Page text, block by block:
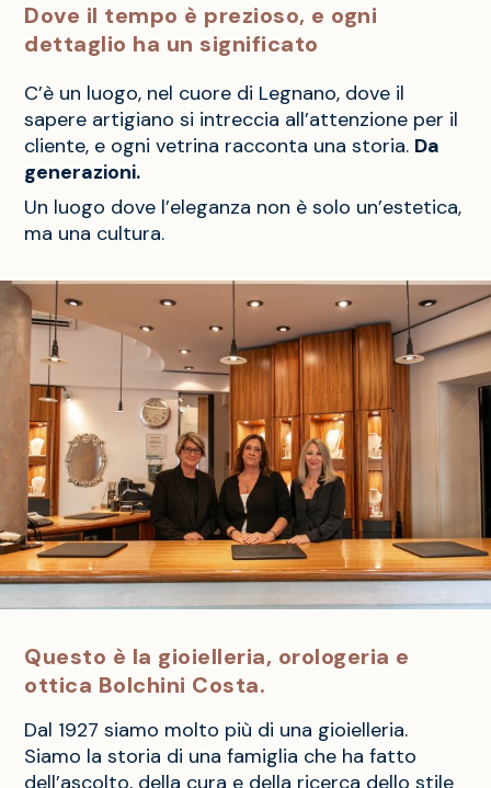
Dove il tempo è prezioso, e ogni
dettaglio ha un significato
C’è un luogo, nel cuore di Legnano, dove il
sapere artigiano si intreccia all’attenzione per il
cliente, e ogni vetrina racconta una storia. Da
generazioni.
Un luogo dove l’eleganza non è solo un’estetica,
ma una cultura.
Questo è la gioielleria, orologeria e
ottica Bolchini Costa.
Dal 1927 siamo molto più di una gioielleria.
Siamo la storia di una famiglia che ha fatto
dell’ascolto, della cura e della ricerca dello stile